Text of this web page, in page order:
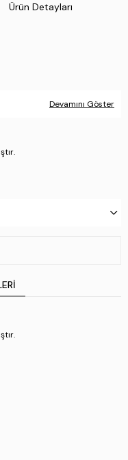
Ürün Detayları
Devamını Göster